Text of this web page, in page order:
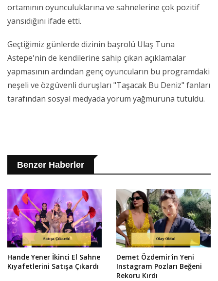
ortamının oyunculuklarına ve sahnelerine çok pozitif
yansıdığını ifade etti.
Geçtiğimiz günlerde dizinin başrolü Ulaş Tuna
Astepe'nin de kendilerine sahip çıkan açıklamalar
yapmasının ardından genç oyuncuların bu programdaki
neşeli ve özgüvenli duruşları "Taşacak Bu Deniz" fanları
tarafından sosyal medyada yorum yağmuruna tutuldu.
Benzer Haberler
Hande Yener İkinci El Sahne
Kıyafetlerini Satışa Çıkardı
Demet Özdemir'in Yeni
Instagram Pozları Beğeni
Rekoru Kırdı